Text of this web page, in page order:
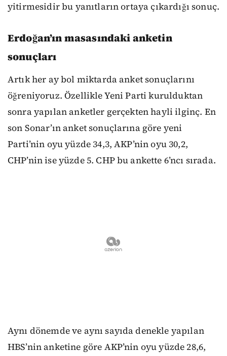
yitirmesidir bu yanıtların ortaya çıkardığı sonuç.
Erdoğan’ın masasındaki anketin
sonuçları
Artık her ay bol miktarda anket sonuçlarını
öğreniyoruz. Özellikle Yeni Parti kurulduktan
sonra yapılan anketler gerçekten hayli ilginç. En
son Sonar’ın anket sonuçlarına göre yeni
Parti’nin oyu yüzde 34,3, AKP’nin oyu 30,2,
CHP’nin ise yüzde 5. CHP bu ankette 6’ncı sırada.
Aynı dönemde ve aynı sayıda denekle yapılan
HBS’nin anketine göre AKP’nin oyu yüzde 28,6,